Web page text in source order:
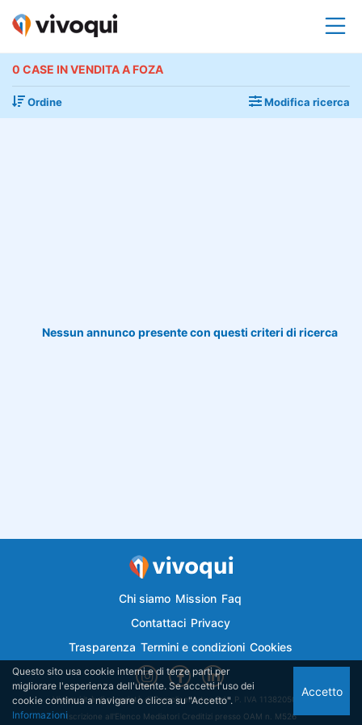
0 CASE IN VENDITA A FOZA
Ordine Modifica ricerca
Nessun annunco presente con questi criteri di ricerca
Chi siamo Mission Faq
Contattaci Privacy
Trasparenza Termini e condizioni Cookies
Vivoqui.it è di proprietà di Semplicemutuo Srl - P. IVA 11382050018
Iscrizione all'Elenco Mediatori Creditizi presso OAM n. M526
Questo sito usa cookie interni e di terze parti per
migliorare l'esperienza dell'utente. Se accetti l'uso dei
cookie continua a navigare o clicca su "Accetto".
Informazioni
Accetto